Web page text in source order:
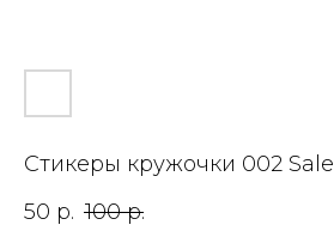
Стикеры кружочки 002 Sale
50 р. 100 р.